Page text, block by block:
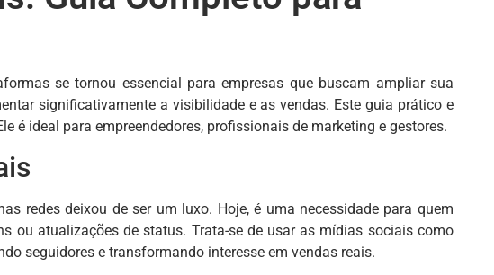
se tornou essencial para empresas que buscam ampliar sua
significativamente a visibilidade e as vendas. Este guia prático e
é ideal para empreendedores, profissionais de marketing e gestores.
redes deixou de ser um luxo. Hoje, é uma necessidade para quem
ou atualizações de status. Trata-se de usar as mídias sociais como
seguidores e transformando interesse em vendas reais.